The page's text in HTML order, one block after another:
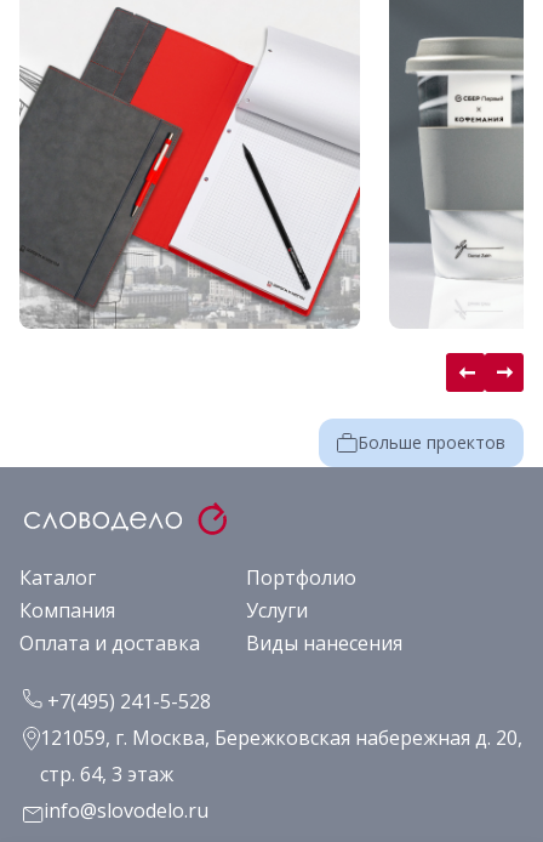
Больше проектов
Каталог
Портфолио
Компания
Услуги
Оплата и доставка
Виды нанесения
+7(495) 241-5-528
121059, г. Москва, Бережковская набережная д. 20,
стр. 64, 3 этаж
info@slovodelo.ru